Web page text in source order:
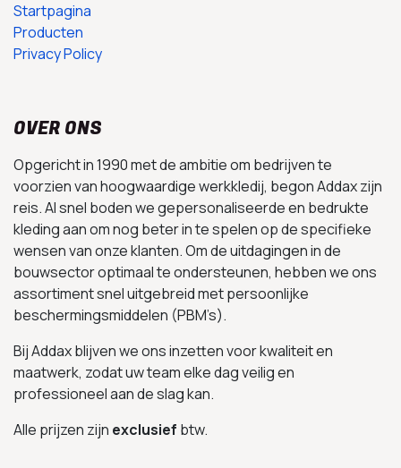
Startpagina
Producten
Privacy Policy
OVER ONS
Opgericht in 1990 met de ambitie om bedrijven te
voorzien van hoogwaardige werkkledij, begon Addax zijn
reis. Al snel boden we gepersonaliseerde en bedrukte
kleding aan om nog beter in te spelen op de specifieke
wensen van onze klanten. Om de uitdagingen in de
bouwsector optimaal te ondersteunen, hebben we ons
assortiment snel uitgebreid met persoonlijke
beschermingsmiddelen (PBM’s).
Bij Addax blijven we ons inzetten voor kwaliteit en
maatwerk, zodat uw team elke dag veilig en
professioneel aan de slag kan.
Alle prijzen zijn exclusief btw.